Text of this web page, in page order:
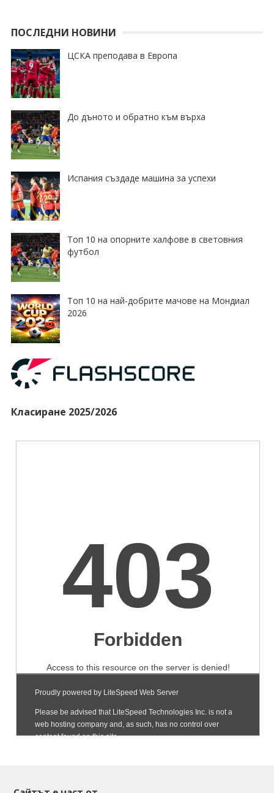
ПОСЛЕДНИ НОВИНИ
ЦСКА преподава в Европа
До дъното и обратно към върха
Испания създаде машина за успехи
Топ 10 на опорните халфове в световния
футбол
Топ 10 на най-добрите мачове на Мондиал
2026
Класиране 2025/2026